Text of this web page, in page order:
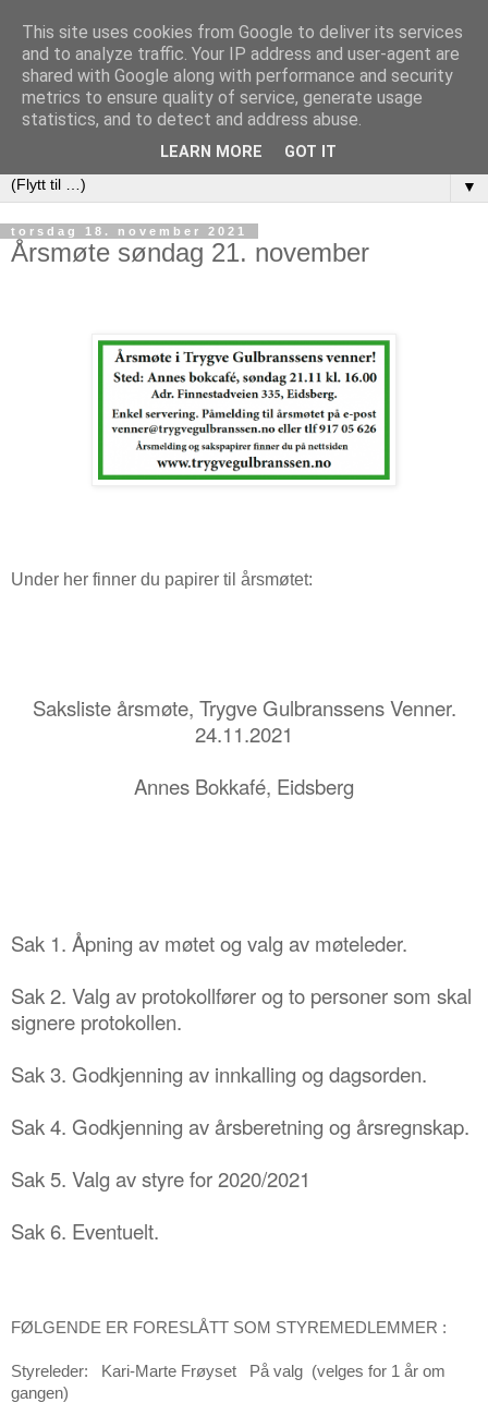
▼
torsdag 18. november 2021
Årsmøte søndag 21. november
Under her finner du papirer til årsmøtet:
Sakslisteårsmøte, Trygve Gulbranssens Venner.
24.11.2021
Annes Bokkafé, Eidsberg
Sak 1. Åpning av møtet og valg av møteleder.
Sak 2. Valg av protokollfører og to personer som skal
signere protokollen.
Sak 3. Godkjenning av innkalling og dagsorden.
Sak 4. Godkjenning avårsberetning og årsregnskap.
Sak 5. Valg av styre for 2020/2021
Sak 6. Eventuelt.
FØLGENDE ER FORESLÅTT SOM STYREMEDLEMMER :
Styreleder: Kari-Marte Frøyset På valg (velges for 1 år om
gangen)
This site uses cookies from Google to deliver its services
and to analyze traffic. Your IP address and user-agent are
shared with Google along with performance and security
metrics to ensure quality of service, generate usage
statistics, and to detect and address abuse.
LEARN MORE GOT IT